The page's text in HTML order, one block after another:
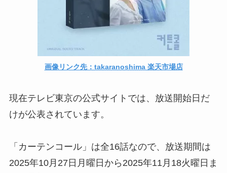
画像リンク先：takaranoshima 楽天市場店
現在テレビ東京の公式サイトでは、放送開始日だ
けが公表されています。
「カーテンコール」は全16話なので、放送期間は
2025年10月27日月曜日から2025年11月18火曜日ま